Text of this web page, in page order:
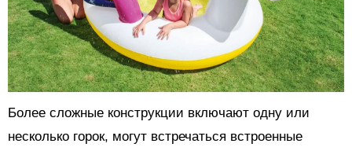
Более сложные конструкции включают одну или
несколько горок, могут встречаться встроенные